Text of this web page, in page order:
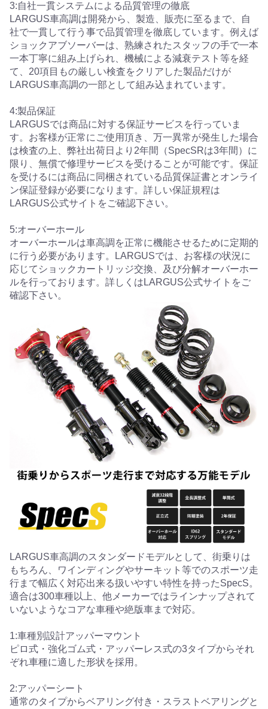
3:自社一貫システムによる品質管理の徹底
LARGUS車高調は開発から、製造、販売に至るまで、自
社で一貫して行う事で品質管理を徹底しています。例えば
ショックアブソーバーは、熟練されたスタッフの手で一本
一本丁寧に組み上げられ、機械による減衰テスト等を経
て、20項目もの厳しい検査をクリアした製品だけが
LARGUS車高調の一部として組み込まれています。
4:製品保証
LARGUSでは商品に対する保証サービスを行っていま
す。お客様が正常にご使用頂き、万一異常が発生した場合
は検査の上、弊社出荷日より2年間（SpecSRは3年間）に
限り、無償で修理サービスを受けることが可能です。保証
を受けるには商品に同梱されている品質保証書とオンライ
ン保証登録が必要になります。詳しい保証規程は
LARGUS公式サイトをご確認下さい。
5:オーバーホール
オーバーホールは車高調を正常に機能させるために定期的
に行う必要があります。LARGUSでは、お客様の状況に
応じてショックカートリッジ交換、及び分解オーバーホー
ルを行っております。詳しくはLARGUS公式サイトをご
確認下さい。
LARGUS車高調のスタンダードモデルとして、街乗りは
もちろん、ワインディングやサーキット等でのスポーツ走
行まで幅広く対応出来る扱いやすい特性を持ったSpecS。
適合は300車種以上、他メーカーではラインナップされて
いないようなコアな車種や絶版車まで対応。
1:車種別設計アッパーマウント
ピロ式・強化ゴム式・アッパーレス式の3タイプからそれ
ぞれ車種に適した形状を採用。
2:アッパーシート
通常のタイプからベアリング付き・スラストベアリングと